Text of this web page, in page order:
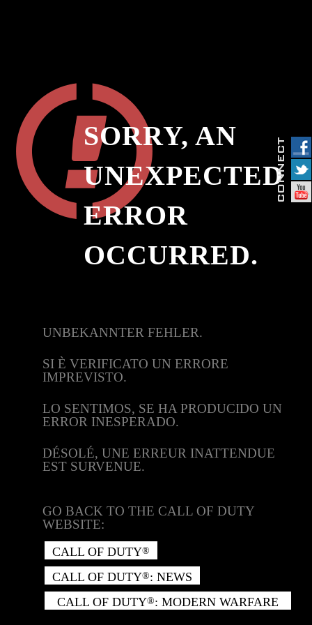
SORRY, AN
UNEXPECTED
ERROR
OCCURRED.
UNBEKANNTER FEHLER.
SI È VERIFICATO UN ERRORE
IMPREVISTO.
LO SENTIMOS, SE HA PRODUCIDO UN
ERROR INESPERADO.
DÉSOLÉ, UNE ERREUR INATTENDUE
EST SURVENUE.
GO BACK TO THE CALL OF DUTY
WEBSITE:
CALL OF DUTY®
CALL OF DUTY®: NEWS
CALL OF DUTY®: MODERN WARFARE